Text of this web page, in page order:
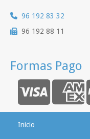
96 192 83 32
96 192 88 11
Formas Pago
Inicio